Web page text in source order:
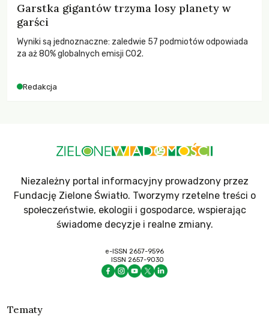
Garstka gigantów trzyma losy planety w
garści
Wyniki są jednoznaczne: zaledwie 57 podmiotów odpowiada
za aż 80% globalnych emisji CO2.
Redakcja
Niezależny portal informacyjny prowadzony przez
Fundację Zielone Światło. Tworzymy rzetelne treści o
społeczeństwie, ekologii i gospodarce, wspierając
świadome decyzje i realne zmiany.
e-ISSN 2657-9596
ISSN 2657-9030
Tematy